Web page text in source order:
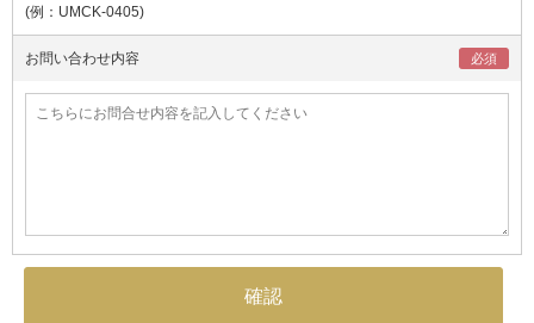
(例：UMCK-0405)
お問い合わせ内容